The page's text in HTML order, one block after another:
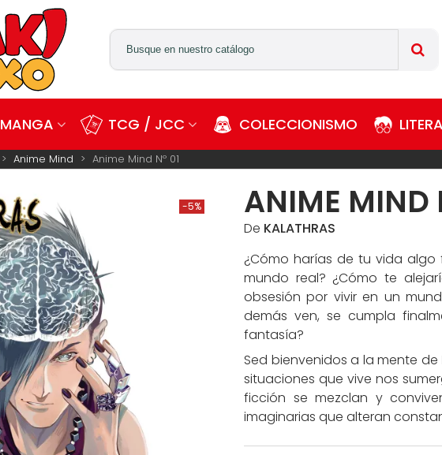
MANGA TCG / JCC COLECCIONISMO
> Anime Mind > Anime Mind Nº 01
-5% ANIME MIND
De KALATHRAS
¿Cómo harías de tu vida
mundo real? ¿Cómo te
obsesión por vivir en un
demás ven, se cumpla
fantasía?
Sed bienvenidos a la mente de
situaciones que vive nos
ficción se mezclan y
imaginarias que alteran